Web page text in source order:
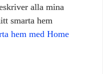
alla mina
smarta hem
hem med Home